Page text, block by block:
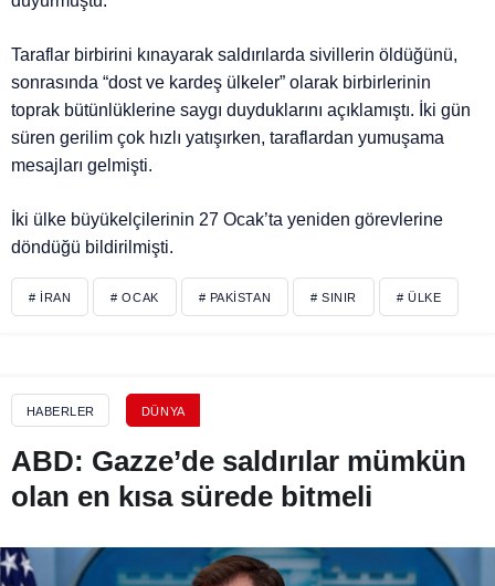
Taraflar birbirini kınayarak saldırılarda sivillerin öldüğünü,
sonrasında “dost ve kardeş ülkeler” olarak birbirlerinin
toprak bütünlüklerine saygı duyduklarını açıklamıştı. İki gün
süren gerilim çok hızlı yatışırken, taraflardan yumuşama
mesajları gelmişti.
İki ülke büyükelçilerinin 27 Ocak’ta yeniden görevlerine
döndüğü bildirilmişti.
# İRAN # OCAK # PAKISTAN # SINIR # ÜLKE
HABERLER DÜNYA
ABD: Gazze’de saldırılar mümkün
olan en kısa sürede bitmeli